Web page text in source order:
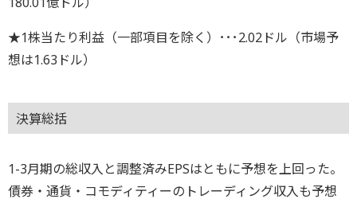
★1株当たり利益（一部項目を除く）･･･2.02ドル（市場予
想は1.63ドル）
決算総括
1-3月期の総収入と調整済みEPSはともに予想を上回った。
債券・通貨・コモディティーのトレーディング収入も予想